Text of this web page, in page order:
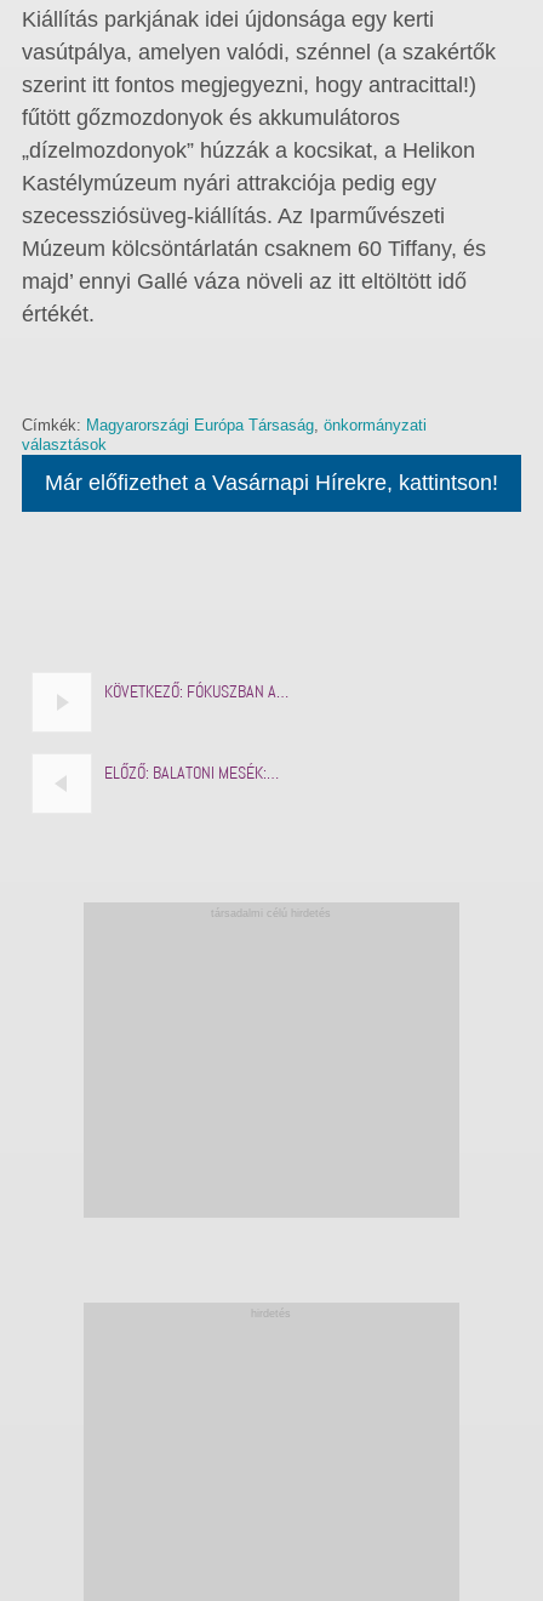
Kiállítás parkjának idei újdonsága egy kerti
vasútpálya, amelyen valódi, szénnel (a szakértők
szerint itt fontos megjegyezni, hogy antracittal!)
fűtött gőzmozdonyok és akkumulátoros
„dízelmozdonyok” húzzák a kocsikat, a Helikon
Kastélymúzeum nyári attrakciója pedig egy
szecessziósüveg-kiállítás. Az Iparművészeti
Múzeum kölcsöntárlatán csaknem 60 Tiffany, és
majd’ ennyi Gallé váza növeli az itt eltöltött idő
értékét.
Címkék: Magyarországi Európa Társaság, önkormányzati
választások
Már előfizethet a Vasárnapi Hírekre, kattintson!
KÖVETKEZŐ: FÓKUSZBAN A…
ELŐZŐ: BALATONI MESÉK:…
társadalmi célú hirdetés
hirdetés